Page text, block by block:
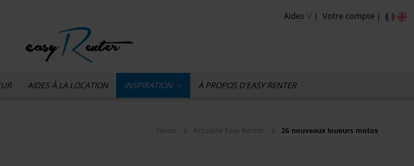
Aides V Votre compte
AIDES À LA LOCATION INSPIRATION À PROPOS D’EASY RENTER
Home Actualité Easy Renter 26 nouveaux loueurs motos